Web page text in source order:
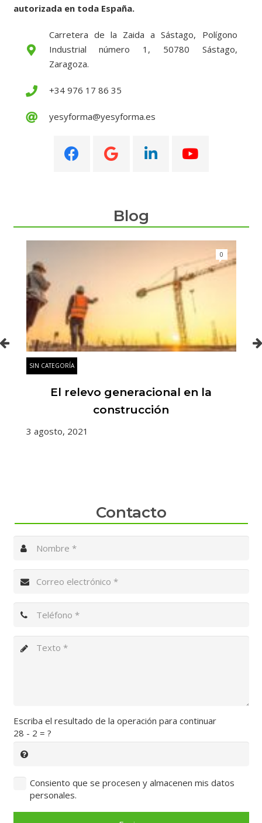
autorizada en toda España.
Carretera de la Zaida a Sástago, Polígono
Industrial número 1, 50780 Sástago,
Zaragoza.
+34 976 17 86 35
yesyforma@yesyforma.es
Blog
0
SIN CATEGORÍA
El relevo generacional en la
construcción
3 agosto, 2021
Contacto
Escriba el resultado de la operación para continuar
28 - 2 = ?
Consiento que se procesen y almacenen mis datos
personales.